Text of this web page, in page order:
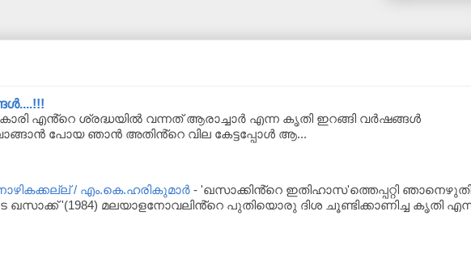
എൻ്റെ ശ്രദ്ധയിൽ വന്നത് ആരാച്ചാർ എന്ന കൃതി ഇറങ്ങി വർഷങ്ങൾ
പോയ ഞാൻ അതിൻ്റെ വില കേട്ടപ്പോൾ ആ...
/ എം.കെ.ഹരികുമാർ - 'ഖസാക്കിൻ്റെ ഇതിഹാസ'ത്തെപ്പറ്റി
'(1984) മലയാളനോവലിൻ്റെ പുതിയൊരു ദിശ ചൂണ്ടിക്കാണിച്ച കൃതി